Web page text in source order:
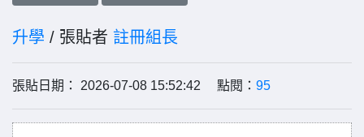
升學 / 張貼者 註冊組長
張貼日期： 2026-07-08 15:52:42 點閱： 95